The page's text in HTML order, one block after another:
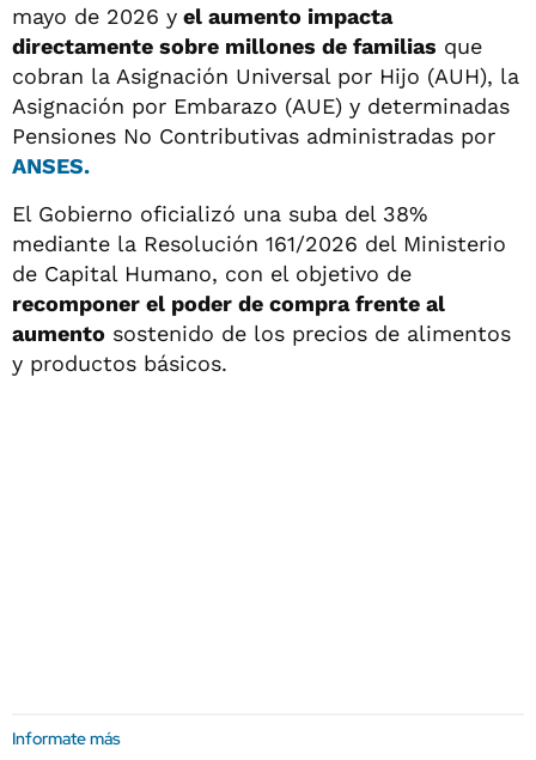
mayo de 2026 y el aumento impacta
directamente sobre millones de familias que
cobran la Asignación Universal por Hijo (AUH), la
Asignación por Embarazo (AUE) y determinadas
Pensiones No Contributivas administradas por
ANSES.
El Gobierno oficializó una suba del 38%
mediante la Resolución 161/2026 del Ministerio
de Capital Humano, con el objetivo de
recomponer el poder de compra frente al
aumento sostenido de los precios de alimentos
y productos básicos.
Informate más